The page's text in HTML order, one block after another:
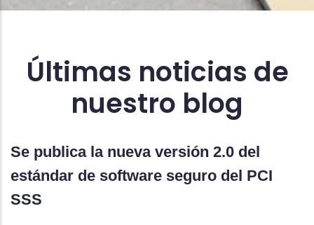
Últimas noticias de
nuestro blog
Se publica la nueva versión 2.0 del
estándar de software seguro del PCI
SSS